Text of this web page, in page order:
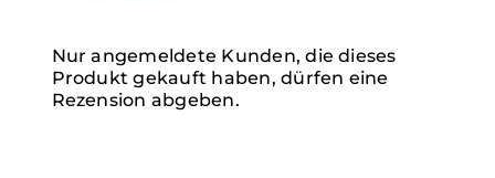
Nur angemeldete Kunden, die dieses
Produkt gekauft haben, dürfen eine
Rezension abgeben.